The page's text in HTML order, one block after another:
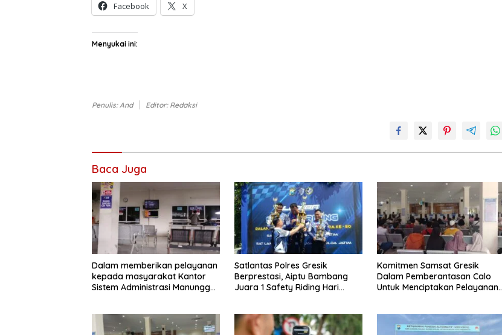
Facebook X
Menyukai ini:
Penulis: And Editor: Redaksi
Baca Juga
Dalam memberikan pelayanan
kepada masyarakat Kantor
Sistem Administrasi Manunggal
Satlantas Polres Gresik
Berprestasi, Aiptu Bambang
Juara 1 Safety Riding Hari
Komitmen Samsat Gresik
Dalam Pemberantasan Calo
Untuk Menciptakan Pelayanan